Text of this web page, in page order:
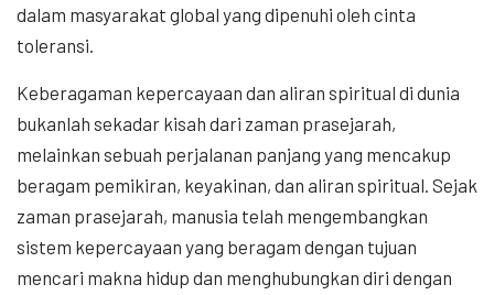
dalam masyarakat global yang dipenuhi oleh cinta
toleransi.
Keberagaman kepercayaan dan aliran spiritual di dunia
bukanlah sekadar kisah dari zaman prasejarah,
melainkan sebuah perjalanan panjang yang mencakup
beragam pemikiran, keyakinan, dan aliran spiritual. Sejak
zaman prasejarah, manusia telah mengembangkan
sistem kepercayaan yang beragam dengan tujuan
mencari makna hidup dan menghubungkan diri dengan